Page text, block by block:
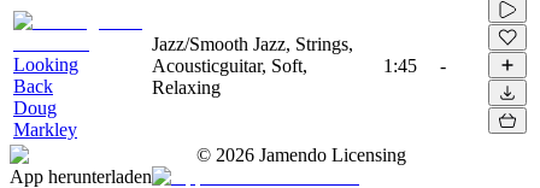
Looking
Back
Doug
Markley
Jazz/Smooth Jazz, Strings,
Acousticguitar, Soft,
Relaxing
1:45 -
© 2026 Jamendo Licensing
App herunterladen